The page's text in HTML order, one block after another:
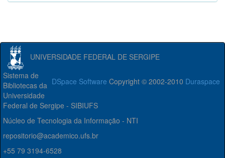
UNIVERSIDADE FEDERAL DE SERGIPE
DSpace Software Copyright © 2002-2010 Duraspace
Sistema de
Bibliotecas da
Universidade
Federal de Sergipe - SIBIUFS
Núcleo de Tecnologia da Informação - NTI
repositorio@academico.ufs.br
+55 79 3194-6528